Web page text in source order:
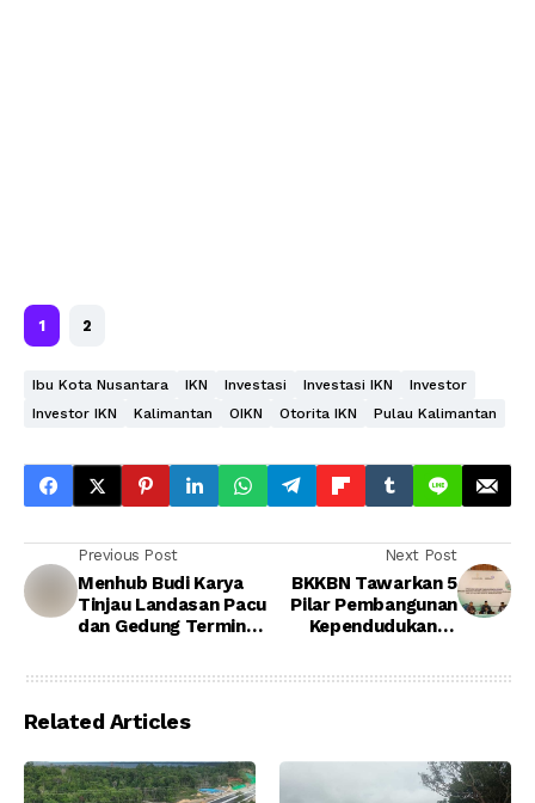
1 2
Ibu Kota Nusantara IKN Investasi Investasi IKN
Investor
Investor IKN
Kalimantan OIKN Otorita IKN Pulau Kalimantan
Previous Post
Menhub Budi Karya
Tinjau Landasan Pacu
dan Gedung Terminal
Next Post
BKKBN Tawarkan 5
Pilar Pembangunan
Kependudukan di
Related Articles